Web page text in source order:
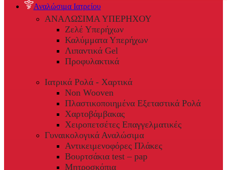
Αναλώσιμα Ιατρείου
ΑΝΑΛΩΣΙΜΑ ΥΠΕΡΗΧΟΥ
Ζελέ Υπερήχων
Καλύμματα Υπερήχων
Λιπαντικά Gel
Προφυλακτικά
Ιατρικά Ρολά - Χαρτικά
Non Wooven
Πλαστικοποιημένα Εξεταστικά Ρολά
Χαρτοβάμβακας
Χειροπετσέτες Επαγγελματικές
Γυναικολογικά Αναλώσιμα
Αντικειμενοφόρες Πλάκες
Βουρτσάκια test – pap
Μητροσκόπια